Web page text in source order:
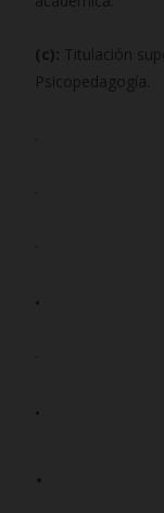
(c): Titulación
Psicopedagogía.
.
.
.